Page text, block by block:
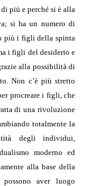
più e perché si è alla
si ha un numero di
più i figli della spinta
i figli del desiderio e
alla possibilità di
Non c’è più stretto
procreare i figli, che
di una rivoluzione
totalmente la
degli individui,
moderno ed
alla base della
aver luogo